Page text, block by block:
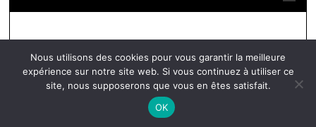
© Autres infos
Nous utilisons des cookies pour vous garantir la meilleure
expérience sur notre site web. Si vous continuez à utiliser ce
site, nous supposerons que vous en êtes satisfait.
OK